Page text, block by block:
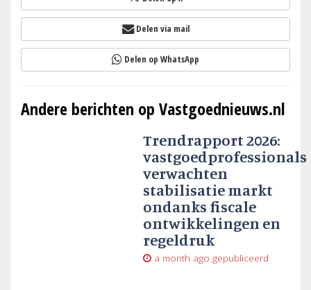
Delen via mail
Delen op WhatsApp
Andere berichten op Vastgoednieuws.nl
Trendrapport 2026:
vastgoedprofessionals
verwachten
stabilisatie markt
ondanks fiscale
ontwikkelingen en
regeldruk
a month ago gepubliceerd